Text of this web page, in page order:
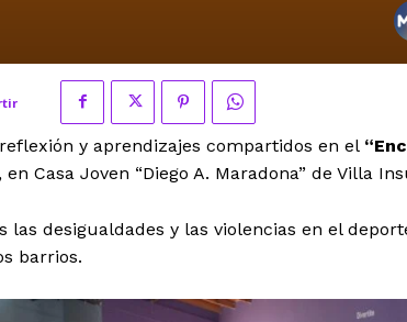
y aprendizajes compartidos en el
, en Casa Joven “Diego A. Maradona” de Villa
las desigualdades y las violencias en el
barrios.